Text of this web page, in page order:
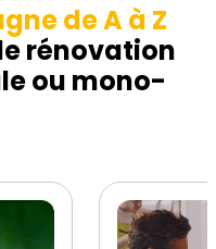
de A à Z
rénovation
ou mono-